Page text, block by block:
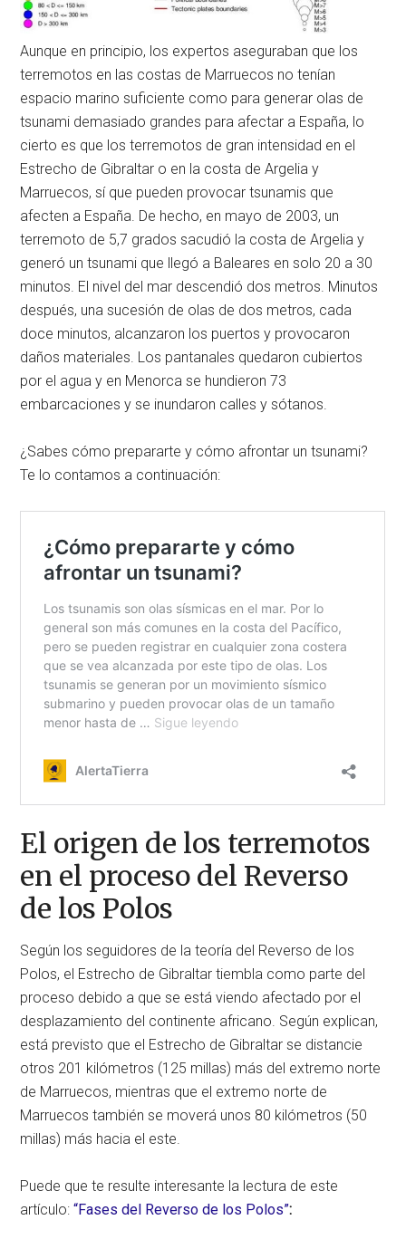
Aunque en principio, los expertos aseguraban que los
terremotos en las costas de Marruecos no tenían
espacio marino suficiente como para generar olas de
tsunami demasiado grandes para afectar a España, lo
cierto es que los terremotos de gran intensidad en el
Estrecho de Gibraltar o en la costa de Argelia y
Marruecos, sí que pueden provocar tsunamis que
afecten a España. De hecho, en mayo de 2003, un
terremoto de 5,7 grados sacudió la costa de Argelia y
generó un tsunami que llegó a Baleares en solo 20 a 30
minutos. El nivel del mar descendió dos metros. Minutos
después, una sucesión de olas de dos metros, cada
doce minutos, alcanzaron los puertos y provocaron
daños materiales. Los pantanales quedaron cubiertos
por el agua y en Menorca se hundieron 73
embarcaciones y se inundaron calles y sótanos.
¿Sabes cómo prepararte y cómo afrontar un tsunami?
Te lo contamos a continuación:
El origen de los terremotos
en el proceso del Reverso
de los Polos
Según los seguidores de la teoría del Reverso de los
Polos, el Estrecho de Gibraltar tiembla como parte del
proceso debido a que se está viendo afectado por el
desplazamiento del continente africano. Según explican,
está previsto que el Estrecho de Gibraltar se distancie
otros 201 kilómetros (125 millas) más del extremo norte
de Marruecos, mientras que el extremo norte de
Marruecos también se moverá unos 80 kilómetros (50
millas) más hacia el este.
Puede que te resulte interesante la lectura de este
artículo:“Fases del Reverso de los Polos”: